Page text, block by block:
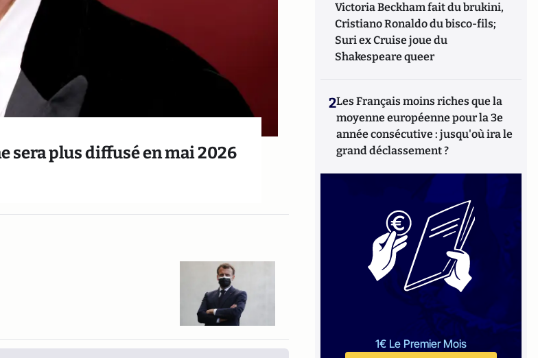
sera plus diffusé en mai 2026
Victoria Beckham fait du brukini,
Cristiano Ronaldo du bisco-fils;
Suri ex Cruise joue du
Shakespeare queer
2Les Français moins riches que la
moyenne européenne pour la 3e
année consécutive : jusqu'où ira le
grand déclassement ?
1€ Le Premier Mois